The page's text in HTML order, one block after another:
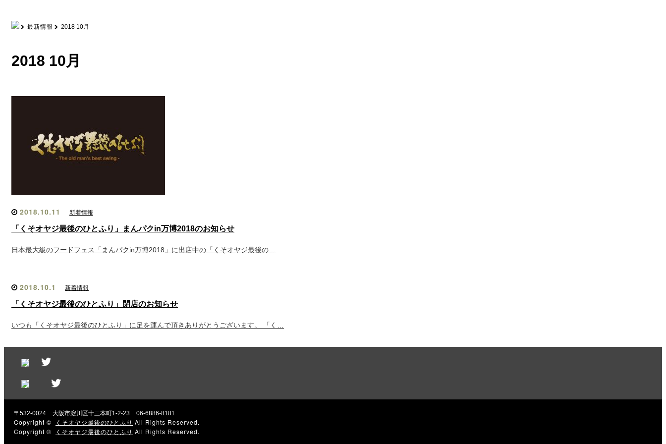
最新情報 2018 10月
2018 10月
2018.10.11 新着情報
「くそオヤジ最後のひとふり」まんパクin万博2018のお知らせ
日本最大級のフードフェス「まんパクin万博2018」に出店中の「くそオヤジ最後の…
2018.10.1 新着情報
「くそオヤジ最後のひとふり」閉店のお知らせ
いつも「くそオヤジ最後のひとふり」に足を運んで頂きありがとうございます。 「く…
〒532-0024 大阪市淀川区十三本町1-2-23 06-6886-8181
Copyright © くそオヤジ最後のひとふり All Rights Reserved.
Copyright ©
くそオヤジ最後のひとふり All Rights Reserved.